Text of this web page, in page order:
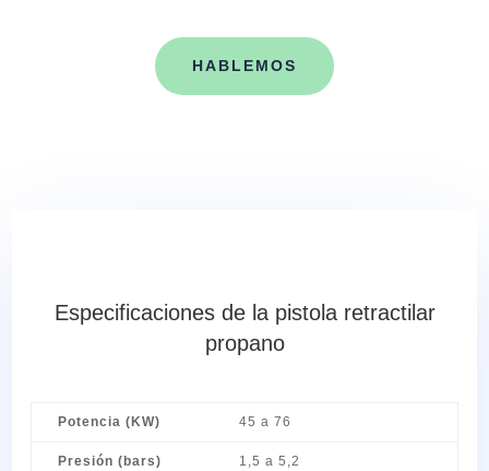
HABLEMOS
Especificaciones de la pistola retractilar
propano
Potencia (KW) 45 a 76
Presión (bars) 1,5 a 5,2